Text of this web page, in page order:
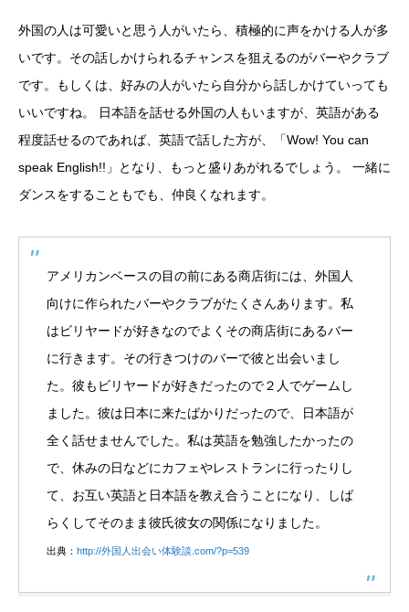
外国の人は可愛いと思う人がいたら、積極的に声をかける人が多
いです。その話しかけられるチャンスを狙えるのがバーやクラブ
です。もしくは、好みの人がいたら自分から話しかけていっても
いいですね。 日本語を話せる外国の人もいますが、英語がある
程度話せるのであれば、英語で話した方が、「Wow! You can
speak English!!」となり、もっと盛りあがれるでしょう。 一緒に
ダンスをすることもでも、仲良くなれます。
アメリカンベースの目の前にある商店街には、外国人
向けに作られたバーやクラブがたくさんあります。私
はビリヤードが好きなのでよくその商店街にあるバー
に行きます。その行きつけのバーで彼と出会いまし
た。彼もビリヤードが好きだったので２人でゲームし
ました。彼は日本に来たばかりだったので、日本語が
全く話せませんでした。私は英語を勉強したかったの
で、休みの日などにカフェやレストランに行ったりし
て、お互い英語と日本語を教え合うことになり、しば
らくしてそのまま彼氏彼女の関係になりました。
出典： http://外国人出会い体験談.com/?p=539